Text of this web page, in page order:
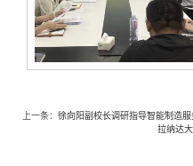
上一条： 徐向阳副校长调研指导智能制造
拉纳达